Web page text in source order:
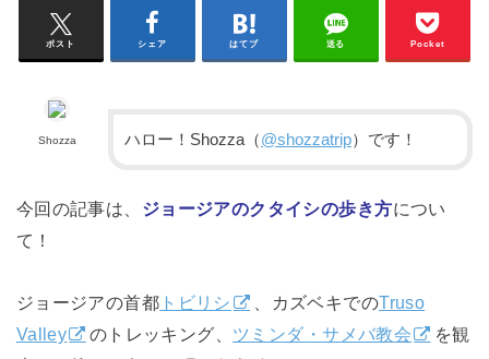
ポスト シェア はてブ 送る Pocket
Shozza ハロー！Shozza（@shozzatrip）です！
今回の記事は、 ジョージアのクタイシの歩き方につい
て！
ジョージアの首都 トビリシ 、カズベキでのTruso
Valley
のトレッキング、 ツミンダ・サメバ教会
を観